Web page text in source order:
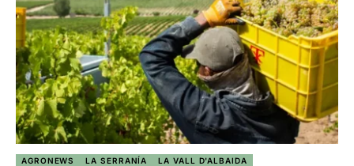
AGRONEWS LA SERRANÍA
LA VALL D'ALBAIDA